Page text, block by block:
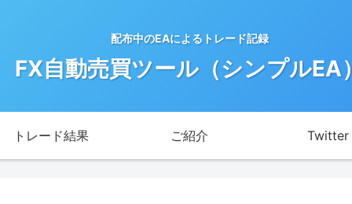
配布中のEAによるトレード記録
FX自動売買ツール（シンプルEA）
トレード結果 ご紹介 Twitter